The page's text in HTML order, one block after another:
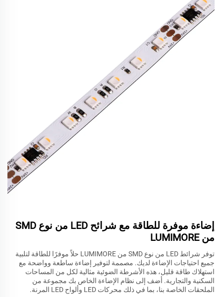
إضاءة موفرة للطاقة مع شرائح LED من نوع SMD
من LUMIMORE
توفر شرائط LED من نوع SMD من LUMIMORE حلاً موفرًا للطاقة لتلبية
جميع احتياجات الإضاءة لديك. مصممة لتوفير إضاءة ساطعة وواضحة مع
استهلاك طاقة قليل، هذه الأشرطة الضوئية مثالية لكل من المساحات
السكنية والتجارية. أضف إلى نظام الإضاءة الخاص بك مجموعة من
الملحقات الخاصة بنا، بما في ذلك محركات LED وألواح LED المرنة.